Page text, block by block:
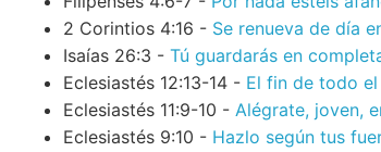
2 Corintios 4:16 - Se renueva de día
Isaías 26:3 - Tú guardarás en
Eclesiastés 12:13-14 - El fin de todo
Eclesiastés 11:9-10 - Alégrate, joven,
Eclesiastés 9:10 - Hazlo según tus